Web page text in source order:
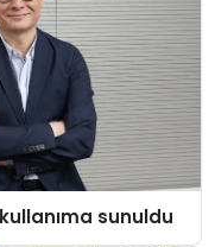
sunuldu